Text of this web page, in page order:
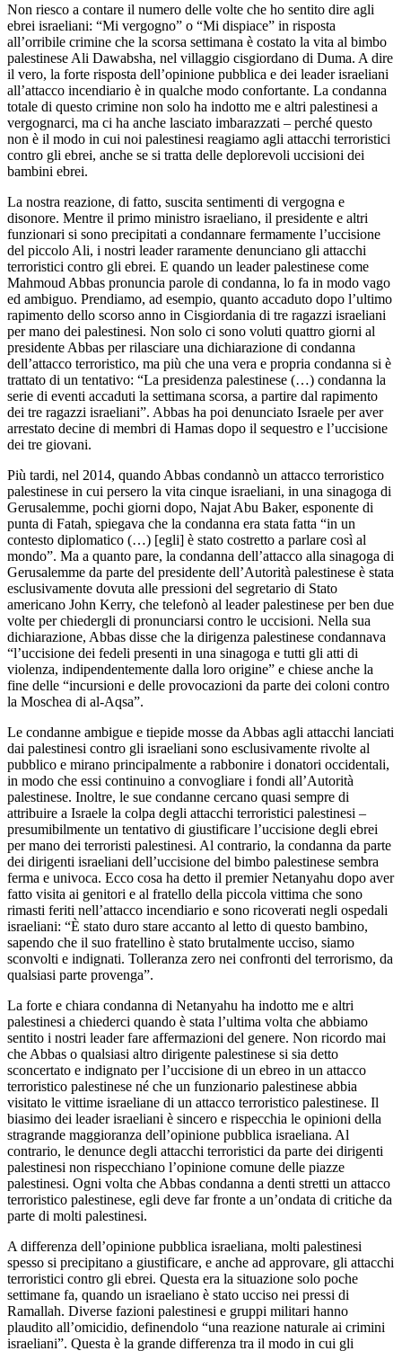
Non riesco a contare il numero delle volte che ho sentito dire agli
ebrei israeliani: “Mi vergogno” o “Mi dispiace” in risposta
all’orribile crimine che la scorsa settimana è costato la vita al bimbo
palestinese Ali Dawabsha, nel villaggio cisgiordano di Duma. A dire
il vero, la forte risposta dell’opinione pubblica e dei leader israeliani
all’attacco incendiario è in qualche modo confortante. La condanna
totale di questo crimine non solo ha indotto me e altri palestinesi a
vergognarci, ma ci ha anche lasciato imbarazzati – perché questo
non è il modo in cui noi palestinesi reagiamo agli attacchi terroristici
contro gli ebrei, anche se si tratta delle deplorevoli uccisioni dei
bambini ebrei.
La nostra reazione, di fatto, suscita sentimenti di vergogna e
disonore. Mentre il primo ministro israeliano, il presidente e altri
funzionari si sono precipitati a condannare fermamente l’uccisione
del piccolo Ali, i nostri leader raramente denunciano gli attacchi
terroristici contro gli ebrei. E quando un leader palestinese come
Mahmoud Abbas pronuncia parole di condanna, lo fa in modo vago
ed ambiguo. Prendiamo, ad esempio, quanto accaduto dopo l’ultimo
rapimento dello scorso anno in Cisgiordania di tre ragazzi israeliani
per mano dei palestinesi. Non solo ci sono voluti quattro giorni al
presidente Abbas per rilasciare una dichiarazione di condanna
dell’attacco terroristico, ma più che una vera e propria condanna si è
trattato di un tentativo: “La presidenza palestinese (…) condanna la
serie di eventi accaduti la settimana scorsa, a partire dal rapimento
dei tre ragazzi israeliani”. Abbas ha poi denunciato Israele per aver
arrestato decine di membri di Hamas dopo il sequestro e l’uccisione
dei tre giovani.
Più tardi, nel 2014, quando Abbas condannò un attacco terroristico
palestinese in cui persero la vita cinque israeliani, in una sinagoga di
Gerusalemme, pochi giorni dopo, Najat Abu Baker, esponente di
punta di Fatah, spiegava che la condanna era stata fatta “in un
contesto diplomatico (…) [egli] è stato costretto a parlare così al
mondo”. Ma a quanto pare, la condanna dell’attacco alla sinagoga di
Gerusalemme da parte del presidente dell’Autorità palestinese è stata
esclusivamente dovuta alle pressioni del segretario di Stato
americano John Kerry, che telefonò al leader palestinese per ben due
volte per chiedergli di pronunciarsi contro le uccisioni. Nella sua
dichiarazione, Abbas disse che la dirigenza palestinese condannava
“l’uccisione dei fedeli presenti in una sinagoga e tutti gli atti di
violenza, indipendentemente dalla loro origine” e chiese anche la
fine delle “incursioni e delle provocazioni da parte dei coloni contro
la Moschea di al-Aqsa”.
Le condanne ambigue e tiepide mosse da Abbas agli attacchi lanciati
dai palestinesi contro gli israeliani sono esclusivamente rivolte al
pubblico e mirano principalmente a rabbonire i donatori occidentali,
in modo che essi continuino a convogliare i fondi all’Autorità
palestinese. Inoltre, le sue condanne cercano quasi sempre di
attribuire a Israele la colpa degli attacchi terroristici palestinesi –
presumibilmente un tentativo di giustificare l’uccisione degli ebrei
per mano dei terroristi palestinesi. Al contrario, la condanna da parte
dei dirigenti israeliani dell’uccisione del bimbo palestinese sembra
ferma e univoca. Ecco cosa ha detto il premier Netanyahu dopo aver
fatto visita ai genitori e al fratello della piccola vittima che sono
rimasti feriti nell’attacco incendiario e sono ricoverati negli ospedali
israeliani: “È stato duro stare accanto al letto di questo bambino,
sapendo che il suo fratellino è stato brutalmente ucciso, siamo
sconvolti e indignati. Tolleranza zero nei confronti del terrorismo, da
qualsiasi parte provenga”.
La forte e chiara condanna di Netanyahu ha indotto me e altri
palestinesi a chiederci quando è stata l’ultima volta che abbiamo
sentito i nostri leader fare affermazioni del genere. Non ricordo mai
che Abbas o qualsiasi altro dirigente palestinese si sia detto
sconcertato e indignato per l’uccisione di un ebreo in un attacco
terroristico palestinese né che un funzionario palestinese abbia
visitato le vittime israeliane di un attacco terroristico palestinese. Il
biasimo dei leader israeliani è sincero e rispecchia le opinioni della
stragrande maggioranza dell’opinione pubblica israeliana. Al
contrario, le denunce degli attacchi terroristici da parte dei dirigenti
palestinesi non rispecchiano l’opinione comune delle piazze
palestinesi. Ogni volta che Abbas condanna a denti stretti un attacco
terroristico palestinese, egli deve far fronte a un’ondata di critiche da
parte di molti palestinesi.
A differenza dell’opinione pubblica israeliana, molti palestinesi
spesso si precipitano a giustificare, e anche ad approvare, gli attacchi
terroristici contro gli ebrei. Questa era la situazione solo poche
settimane fa, quando un israeliano è stato ucciso nei pressi di
Ramallah. Diverse fazioni palestinesi e gruppi militari hanno
plaudito all’omicidio, definendolo “una reazione naturale ai crimini
israeliani”. Questa è la grande differenza tra il modo in cui gli